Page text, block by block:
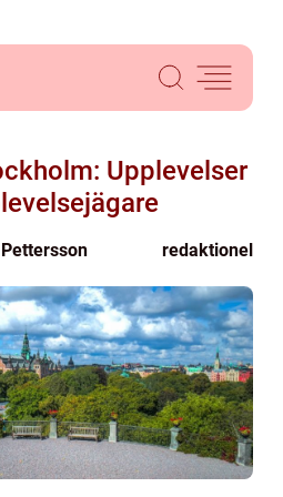
Upplevelser
redaktionel